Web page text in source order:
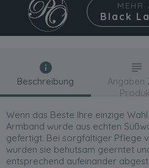
MEHR
Black
Beschreibung
Wenn das Beste Ihre einzige
Armband wurde aus echten
gefertigt. Bei sorgfältiger Pflege
wurden sie behutsam geerntet
entsprechend aufeinander
Angaben